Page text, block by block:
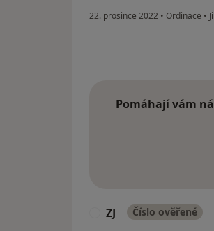
22. prosince 2022 • Ordinace •
Pomáhají vám
ZJ Číslo ověřené